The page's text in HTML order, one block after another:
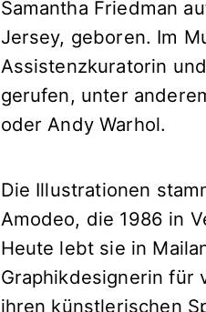
Samantha Friedman
Jersey, geboren. Im
Assistenzkuratorin
gerufen, unter
oder Andy Warhol.
Die Illustrationen
Amodeo, die 1986 in
Heute lebt sie in
Graphikdesignerin für
ihren künstlerischen